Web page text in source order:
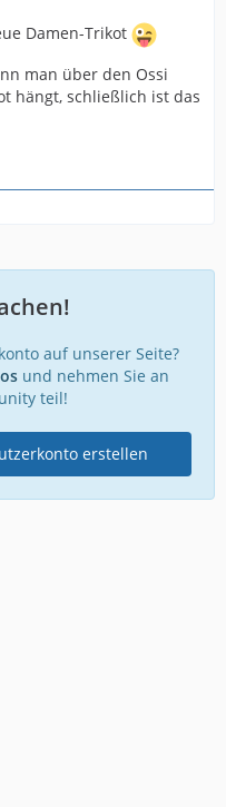
Damen-Trikot
man über den Ossi
hängt, schließlich ist das
auf unserer Seite?
und nehmen Sie an
teil!
erstellen